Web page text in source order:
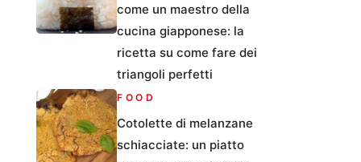
come un maestro della
cucina giapponese: la
ricetta su come fare dei
triangoli perfetti
FOOD
Cotolette di melanzane
schiacciate: un piatto